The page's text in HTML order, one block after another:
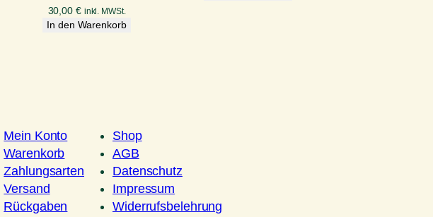
30,00 € inkl. MWSt.
In den Warenkorb
Mein Konto
Warenkorb
Zahlungsarten
Versand
Rückgaben
Shop
AGB
Datenschutz
Impressum
Widerrufsbelehrung